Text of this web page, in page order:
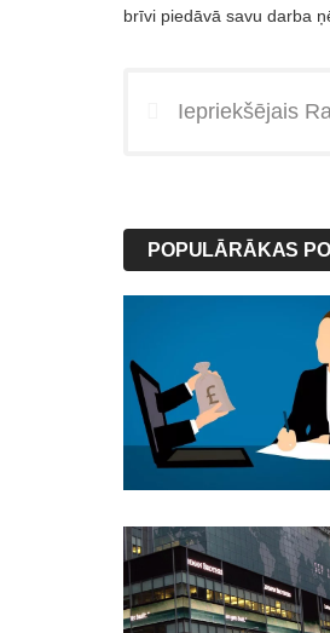
brīvi piedāvā savu darba
Iepriekšējais
POPULĀRĀKAS